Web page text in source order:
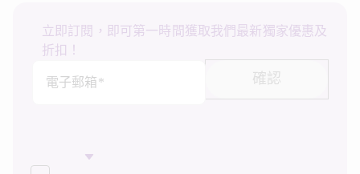
立即訂閱，即可第一時間獲取我們最新獨家優惠及
折扣！
電子郵箱*
確認